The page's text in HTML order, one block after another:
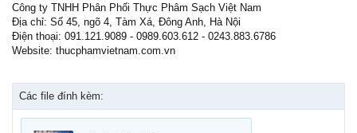
Công ty TNHH Phân Phối Thực Phâm Sạch Việt Nam
Địa chỉ: Số 45, ngõ 4, Tàm Xá, Đông Anh, Hà Nội
Điện thoại: 091.121.9089 - 0989.603.612 - 0243.883.6786
Website: thucphamvietnam.com.vn
Các file đính kèm: